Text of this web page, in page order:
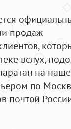
продаж
вслух,
на
по
почтой